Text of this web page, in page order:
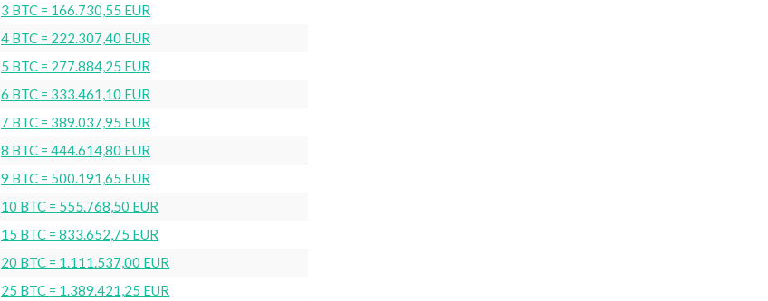
3 BTC = 166.730,55 EUR
4 BTC = 222.307,40 EUR
5 BTC = 277.884,25 EUR
6 BTC = 333.461,10 EUR
7 BTC = 389.037,95 EUR
8 BTC = 444.614,80 EUR
9 BTC = 500.191,65 EUR
10 BTC = 555.768,50 EUR
15 BTC = 833.652,75 EUR
20 BTC = 1.111.537,00 EUR
25 BTC = 1.389.421,25 EUR